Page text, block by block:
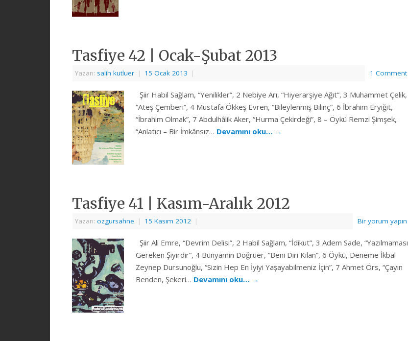
Tasfiye 42 | Ocak-Şubat 2013
Yazarı: salih kutluer | 15 Ocak 2013 | 1 Comment
Şiir Habil Sağlam, “Yenilikler”, 2 Nebiye Arı, “Hiyerarşiye Ağıt”, 3 Muhammet Çelik,
“Ateş Çemberi”, 4 Mustafa Ökkeş Evren, “Bileylenmiş Bilinç”, 6 İbrahim Eryiğit,
“İbrahim Olmak”, 7 Abdulhâlik Aker, “Hurma Çekirdeği”, 8 – Öykü Remzi Şimşek,
“Anlatıcı – Bir İmkânsız… Devamını oku… →
Tasfiye 41 | Kasım-Aralık 2012
Yazarı: ozgursahne | 15 Kasım 2012 | Bir yorum yapın
Şiir Ali Emre, “Devrim Delisi”, 2 Habil Sağlam, “İdikut”, 3 Adem Sade, “Yazılmaması
Gereken Şiyirdir”, 4 Bünyamin Doğruer, “Beni Diri Kılan”, 6 Öykü, Deneme İkbal
Zeynep Dursunoğlu, “Sizin Hep En İyiyi Yaşayabilmeniz İçin”, 7 Ahmet Örs, “Çayın
Benden, Şekeri… Devamını oku… →